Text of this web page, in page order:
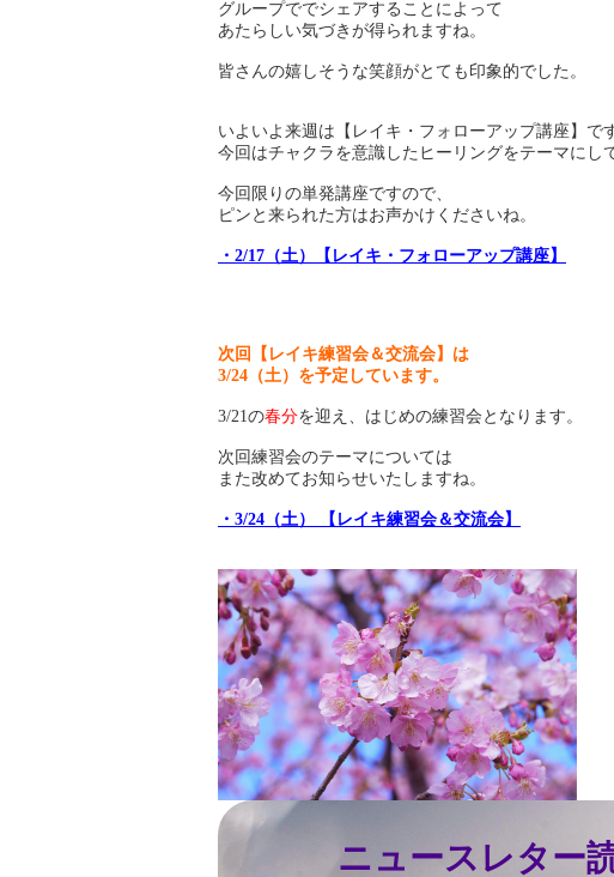
グループででシェアすることによって
あたらしい気づきが得られますね。
皆さんの嬉しそうな笑顔がとても印象的でした。
いよいよ来週は【レイキ・フォローアップ講座】で
今回はチャクラを意識したヒーリングをテーマにし
今回限りの単発講座ですので、
ピンと来られた方はお声かけくださいね。
・2/17（土）【レイキ・フォローアップ講座】
次回【レイキ練習会＆交流会】は
3/24（土）を予定しています。
3/21の春分を迎え、はじめの練習会となります。
次回練習会のテーマについては
また改めてお知らせいたしますね。
・3/24（土） 【レイキ練習会＆交流会】
ニュースレター